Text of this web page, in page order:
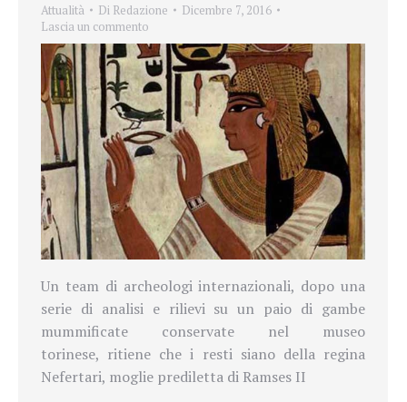
Attualità Di Redazione
Dicembre 7, 2016
Lascia un commento
Un team di archeologi internazionali, dopo una
serie di analisi e rilievi su un paio di gambe
mummificate conservate nel museo
torinese, ritiene che i resti siano della regina
Nefertari, moglie prediletta di Ramses II